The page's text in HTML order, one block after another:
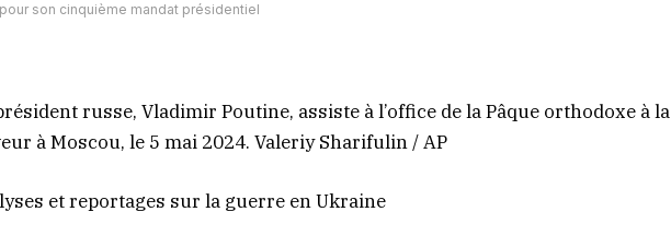
son cinquième mandat présidentiel
russe, Vladimir Poutine, assiste à l’office de la Pâque orthodoxe à la
à Moscou, le 5 mai 2024. Valeriy Sharifulin / AP
et reportages sur la guerre en Ukraine